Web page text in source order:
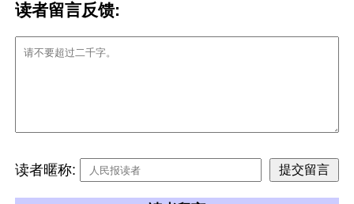
读者留言反馈:
读者暱称: